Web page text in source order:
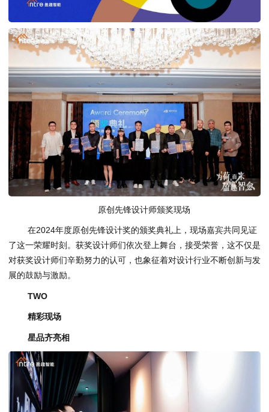
原创先锋设计师颁奖现场
在2024年度原创先锋设计奖的颁奖典礼上，现场嘉宾共同见证
了这一荣耀时刻。获奖设计师们依次登上舞台，接受荣誉，这不仅是
对获奖设计师们辛勤努力的认可，也象征着对设计行业不断创新与发
展的鼓励与激励。
TWO
精彩现场
星品齐亮相